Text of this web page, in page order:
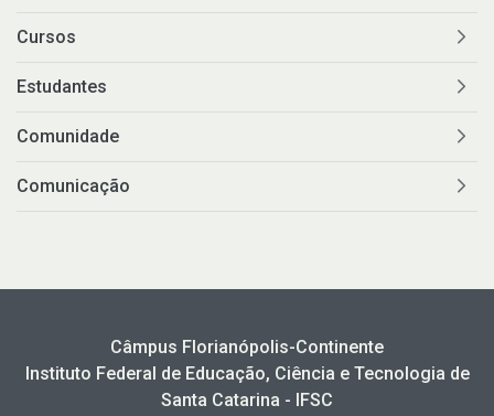
Cursos
Estudantes
Comunidade
Comunicação
Câmpus Florianópolis-Continente
Instituto Federal de Educação, Ciência e Tecnologia de
Santa Catarina - IFSC